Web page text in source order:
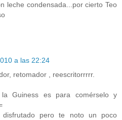
leche condensada...por cierto Teo
a las 22:24
retomador , reescritorrrrr.
Guiness es para comérselo y
pero te noto un poco